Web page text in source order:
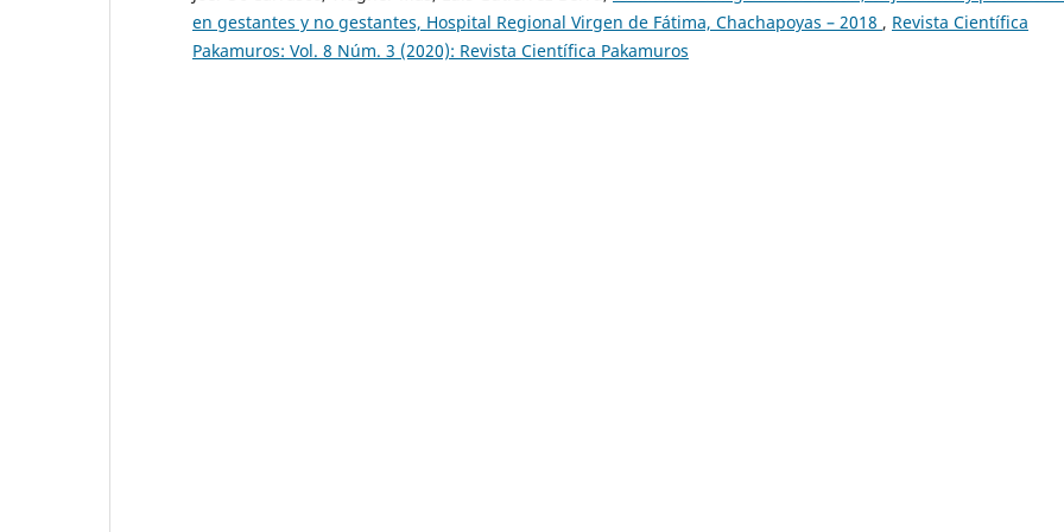
en gestantes y no gestantes, Hospital Regional Virgen de Fátima, Chachapoyas – 2018 , Revista Científica
Pakamuros: Vol. 8 Núm. 3 (2020): Revista Científica Pakamuros